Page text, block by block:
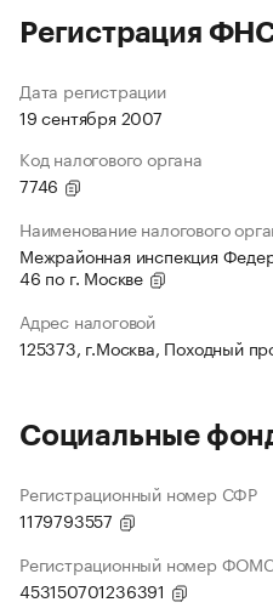
Регистрация
Дата регистрации
19 сентября 2007
Код налогового органа
7746
Наименование налогового
Межрайонная инспекция
46 по г. Москве
Адрес налоговой
125373, г.Москва, Походный
Социальные
Регистрационный номер СФР
1179793557
Регистрационный номер
453150701236391